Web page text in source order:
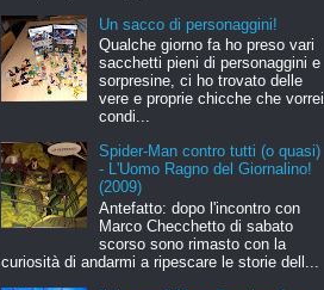
Un sacco di personaggini!
Qualche giorno fa ho preso vari
sacchetti pieni di personaggini e
sorpresine, ci ho trovato delle
vere e proprie chicche che vorrei
condi...
Spider-Man contro tutti (o quasi)
- L'Uomo Ragno del Giornalino!
(2009)
Antefatto: dopo l'incontro con
Marco Checchetto di sabato
scorso sono rimasto con la
curiosità di andarmi a ripescare le storie dell...